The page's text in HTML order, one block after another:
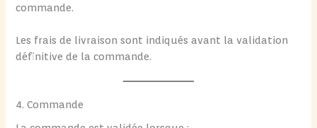
commande.
Les frais de livraison sont indiqués avant la validation
définitive de la commande.
4. Commande